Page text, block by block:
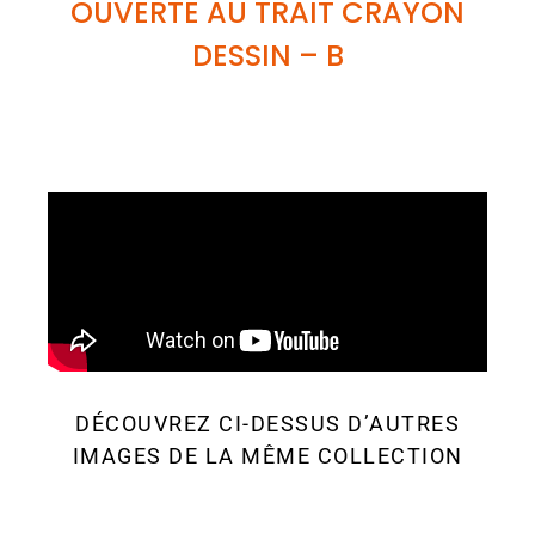
OUVERTE AU TRAIT CRAYON
DESSIN – B
DÉCOUVREZ CI-DESSUS D’AUTRES
IMAGES DE LA MÊME COLLECTION